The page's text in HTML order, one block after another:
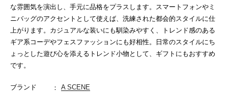
な雰囲気を演出し、手元に品格をプラスします。スマートフォンやミ
ニバッグのアクセントとして使えば、洗練された都会的スタイルに仕
上がります。カジュアルな装いにも馴染みやすく、トレンド感のある
ギア系コーデやフェスファッションにも好相性。日常のスタイルにち
ょっとした遊び心を添えるトレンド小物として、ギフトにもおすすめ
です。
ブランド
A SCENE